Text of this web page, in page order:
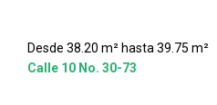
Desde 38.20 m² hasta 39.75 m²
Calle 10 No. 30-73